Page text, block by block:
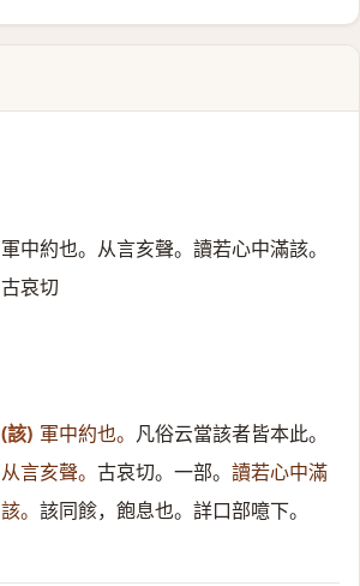
軍中約也。从言亥聲。讀若心中滿該。
古哀切
(該) 軍中約也。 凡俗云當該者皆本此。
从言亥聲。 古哀切。一部。 讀若心中滿
該。 該同餩，飽息也。詳口部噫下。